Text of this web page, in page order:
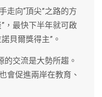
走向“頂尖”之路的方
，最快下半年就可啟
貝爾獎得主”。
的交流是大勢所趨。
會促進兩岸在教育、